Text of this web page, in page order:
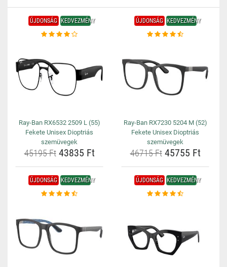
ÚJDONSÁG KEDVEZMÉNY
Ray-Ban RX6532 2509 L (55)
Fekete Unisex Dioptriás
szemüvegek
45195 Ft43835 Ft
ÚJDONSÁG KEDVEZMÉNY
Ray-Ban RX7230 5204 M (52)
Fekete Unisex Dioptriás
szemüvegek
46715 Ft45755 Ft
ÚJDONSÁG KEDVEZMÉNY ÚJDONSÁG KEDVEZMÉNY